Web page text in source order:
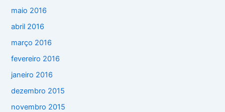
maio 2016
abril 2016
março 2016
fevereiro 2016
janeiro 2016
dezembro 2015
novembro 2015